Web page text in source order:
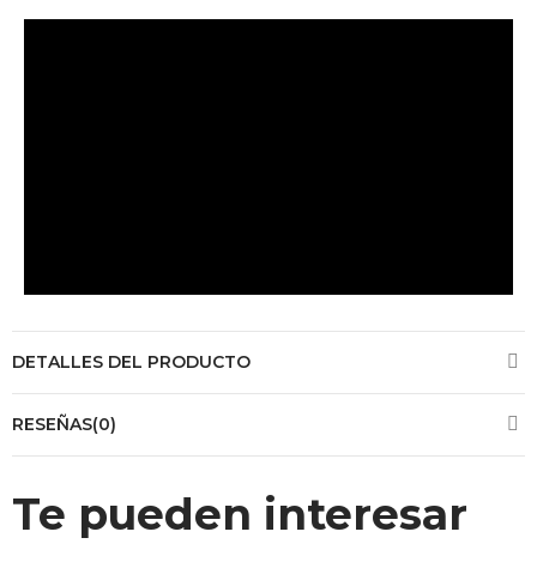
DETALLES DEL PRODUCTO
RESEÑAS(0)
Te pueden interesar